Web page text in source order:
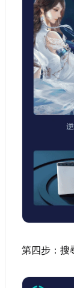
第四步：搜